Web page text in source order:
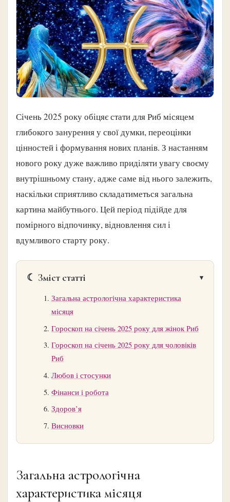
Січень 2025 року обіцяє стати для Риб місяцем
глибокого занурення у свої думки, переоцінки
цінностей і формування нових планів. З настанням
нового року дуже важливо приділяти увагу своєму
внутрішньому стану, адже саме від нього залежить,
наскільки сприятливо складатиметься загальна
картина майбутнього. Цей період підійде для
помірного відпочинку, відновлення сил і
вдумливого старту року.
☾ Зміст статті
Загальна астрологічна характеристика
місяця
Гороскоп на січень 2025 року для жінок Риб
Гороскоп на січень 2025 року для чоловіків
Риб
Любов і стосунки
Фінанси і робота
Здоров’я
Висновки
Загальна астрологічна
характеристика місяця